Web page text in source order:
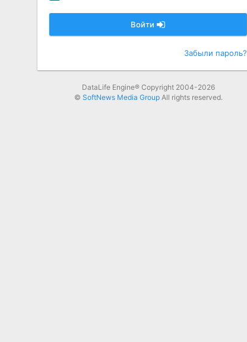
Войти
Забыли пароль?
DataLife Engine® Copyright 2004-2026
© SoftNews Media GroupAll rights reserved.